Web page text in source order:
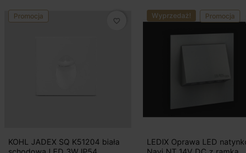
Promocja
favorite_border
KOHL JADEX SQ K51204 biała
Wyprzedaż! Promocja
LEDIX Oprawa LED